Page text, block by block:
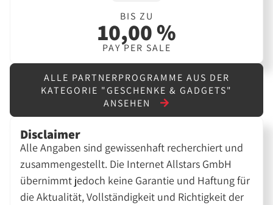
BIS ZU
10,00 %
PAY PER SALE
ALLE PARTNERPROGRAMME AUS DER
KATEGORIE "GESCHENKE & GADGETS"
ANSEHEN
Disclaimer
Alle Angaben sind gewissenhaft recherchiert und
zusammengestellt. Die Internet Allstars GmbH
übernimmt jedoch keine Garantie und Haftung für
die Aktualität, Vollständigkeit und Richtigkeit der